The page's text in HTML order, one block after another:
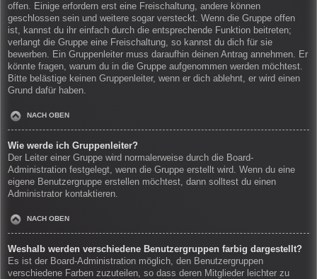
offen. Einige erfordern erst eine Freischaltung, andere können
geschlossen sein und weitere sogar versteckt. Wenn die Gruppe offen
ist, kannst du ihr einfach durch die entsprechende Funktion beitreten;
verlangt die Gruppe eine Freischaltung, so kannst du dich für sie
bewerben. Ein Gruppenleiter muss daraufhin deinen Antrag annehmen. Er
könnte fragen, warum du in die Gruppe aufgenommen werden möchtest.
Bitte belästige keinen Gruppenleiter, wenn er dich ablehnt, er wird einen
Grund dafür haben.
NACH OBEN
Wie werde ich Gruppenleiter?
Der Leiter einer Gruppe wird normalerweise durch die Board-
Administration festgelegt, wenn die Gruppe erstellt wird. Wenn du eine
eigene Benutzergruppe erstellen möchtest, dann solltest du einen
Administrator kontaktieren.
NACH OBEN
Weshalb werden verschiedene Benutzergruppen farbig dargestellt?
Es ist der Board-Administration möglich, den Benutzergruppen
verschiedene Farben zuzuteilen, so dass deren Mitglieder leichter zu